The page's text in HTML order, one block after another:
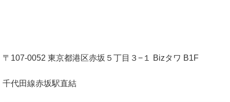
〒107-0052 東京都港区赤坂５丁目３−１ Bizタワ B1F
千代田線赤坂駅直結